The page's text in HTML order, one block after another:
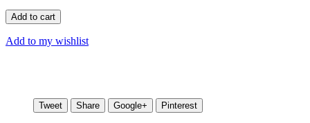
Add to cart
Add to my wishlist
Tweet Share Google+ Pinterest